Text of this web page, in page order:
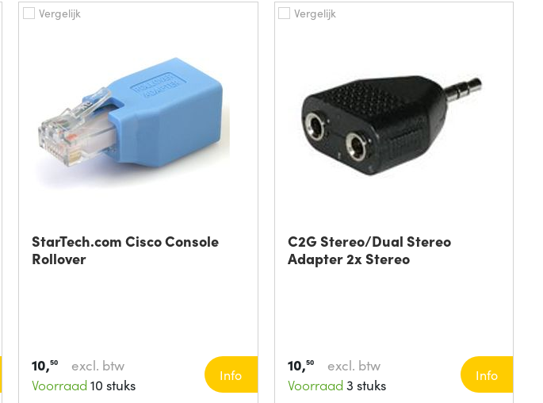
Vergelijk
StarTech.com Cisco Console
Rollover
10,50
excl. btw
Voorraad 10 stuks
Info
Vergelijk
C2G Stereo/Dual Stereo
Adapter 2x Stereo
10,50
excl. btw
Voorraad 3 stuks
Info